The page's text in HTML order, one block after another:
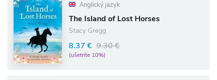
Anglický jazyk
The Island of Lost Horses
Stacy Gregg
8.37 € 9.30 €
(ušetríte 10%)